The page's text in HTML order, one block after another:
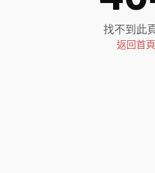
找不到此
返回首頁